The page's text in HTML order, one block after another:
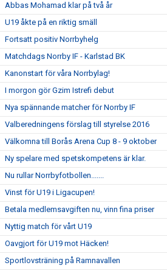
Abbas Mohamad klar på två år
U19 åkte på en riktig smäll
Fortsatt positiv Norrbyhelg
Matchdags Norrby IF - Karlstad BK
Kanonstart för våra Norrbylag!
I morgon gör Gzim Istrefi debut
Nya spännande matcher för Norrby IF
Valberedningens förslag till styrelse 2016
Välkomna till Borås Arena Cup 8 - 9 oktober
Ny spelare med spetskompetens är klar.
Nu rullar Norrbyfotbollen.......
Vinst för U19 i Ligacupen!
Betala medlemsavgiften nu, vinn fina priser
Nyttig match för vårt U19
Oavgjort för U19 mot Häcken!
Sportlovsträning på Ramnavallen